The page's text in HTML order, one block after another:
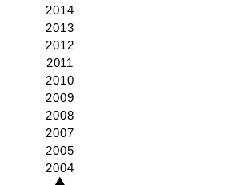
2014
2013
2012
2011
2010
2009
2008
2007
2005
2004
〒160-0023
東京都新宿区西新宿4-32-4